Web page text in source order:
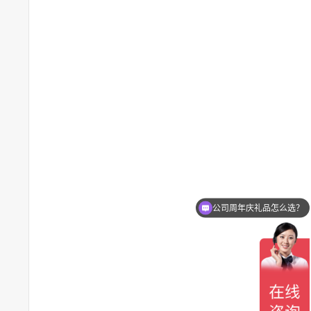
会议伴手礼适合什么礼品